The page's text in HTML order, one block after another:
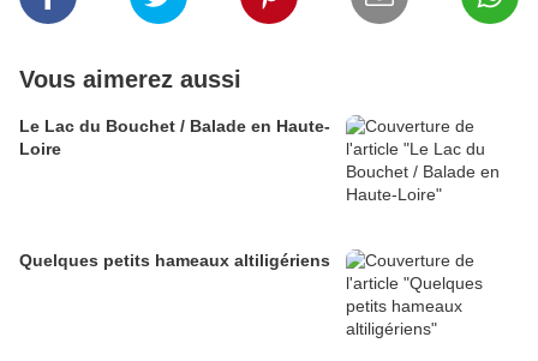
Vous aimerez aussi
Le Lac du Bouchet / Balade en Haute-
Loire
Quelques petits hameaux altiligériens